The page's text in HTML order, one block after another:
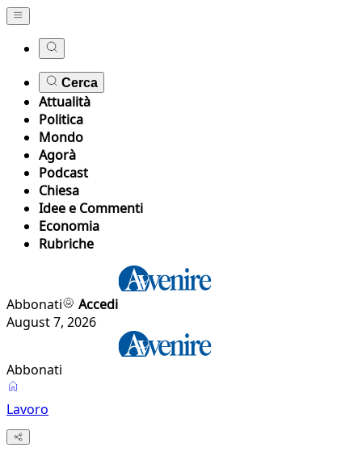
Cerca
Attualità
Politica
Mondo
Agorà
Podcast
Chiesa
Idee e Commenti
Economia
Rubriche
Abbonati
Accedi
August 7, 2026
Abbonati
Lavoro